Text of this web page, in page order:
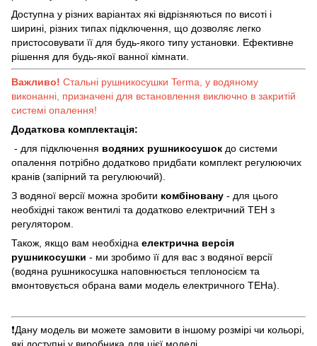
Доступна у різних варіантах які відрізняються по висоті і
ширині, різних типах підключення, що дозволяє легко
пристосовувати її для будь-якого типу установки. Ефективне
рішення для будь-якої ванної кімнати.
Важливо! Стальні рушникосушки Terma, у водяному
виконанні, призначені для встановлення виключно в закритій
системі опалення!
Додаткова комплектація:
- для підключення водяних рушникосушок до системи
опалення потрібно додатково придбати комплект регулюючих
кранів (запірний та регулюючий).
З водяної версії можна зробити комбіновану - для цього
необхідні також вентилі та додатково електричний ТЕН з
регулятором.
Також, якщо вам необхідна електрична версія
рушникосушки - ми зробимо її для вас з водяної версії
(водяна рушникосушка наповнюється теплоносієм та
вмонтовується обрана вами модель електричного ТЕНа).
❗️Дану модель ви можете замовити в іншому розмірі чи кольорі,
які доступні у виробника для цієї моделі.